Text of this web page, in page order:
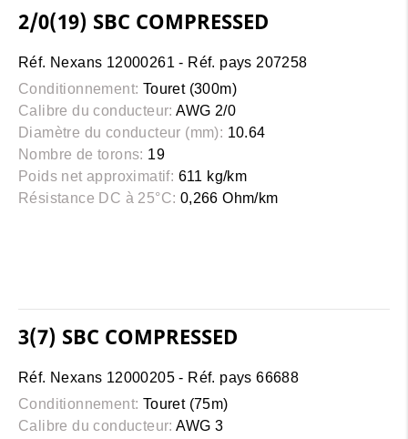
2/0(19) SBC COMPRESSED
Réf. Nexans 12000261 - Réf. pays 207258
Conditionnement: Touret (300m)
Calibre du conducteur: AWG 2/0
Diamètre du conducteur (mm): 10.64
Nombre de torons: 19
Poids net approximatif: 611 kg/km
Résistance DC à 25°C: 0,266 Ohm/km
3(7) SBC COMPRESSED
Réf. Nexans 12000205 - Réf. pays 66688
Conditionnement: Touret (75m)
Calibre du conducteur: AWG 3